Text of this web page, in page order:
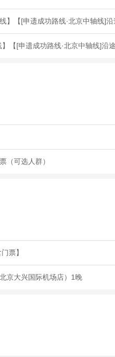
【[申遗成功路线·北京中轴线]
【[申遗成功路线·北京中轴线]沿
（可选人群）
票】
京大兴国际机场店）1晚